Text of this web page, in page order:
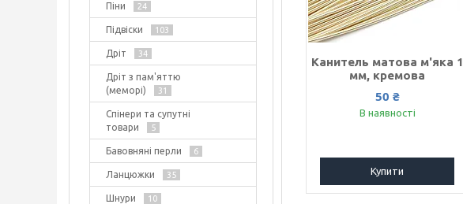
Канитель матова м'яка 1
мм, кремова
50 ₴
В наявності
Купити
Піни 24
Підвіски 103
Дріт 34
Дріт з пам'яттю
(меморі)
31
Спінери та супутні
товари
5
Бавовняні перли 6
Ланцюжки 35
Шнури 10